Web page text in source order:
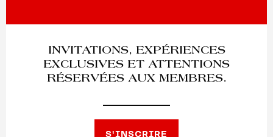
INVITATIONS, EXPÉRIENCES
EXCLUSIVES ET ATTENTIONS
RÉSERVÉES AUX MEMBRES.
S'INSCRIRE